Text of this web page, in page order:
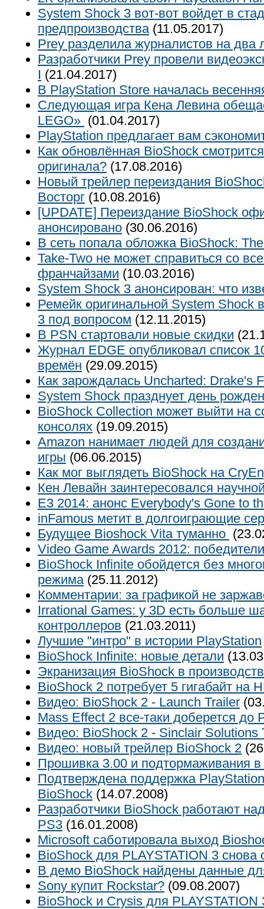
System Shock 3 вот-вот войдет в
предпроизводства(11.05.2017)
Prey разделила журналистов на два
Разработчики Prey провели
I (21.04.2017)
В PlayStation Store началась
Следующая игра Кена Левина
LEGO» (01.04.2017)
PlayStation предлагает вам
Как обновлённая BioShock
оригинала? (17.08.2016)
Новый трейлер переиздания
Восторг (10.08.2016)
[UPDATE] Переиздание BioShock
анонсировано (30.06.2016)
В сеть попала обложка BioShock:
Take-Two не может справиться со
франчайзами (10.03.2016)
System Shock 3 анонсирован: что
Ремейк оригинальной System Shock
3 под вопросом (12.11.2015)
В PSN стартовали новые скидки
Журнал EDGE опубликовал список
времён (29.09.2015)
Как зарождалась Uncharted: Drake's
System Shock празднует день
BioShock Collection может выйти на
консолях (19.09.2015)
Amazon нанимает людей для
игры (06.06.2015)
Как мог выглядеть BioShock на
Кен Левайн заинтересовался
E3 2014: анонс Everybody's Gone to
inFamous метит в долгоиграющие
Будущее Bioshock Vita туманно
Video Game Awards 2012: победители
BioShock Infinite обойдется без
режима(25.11.2012)
Комментарии: за графикой не
Irrational Games: у 3D есть больше
контроллеров (21.03.2011)
Лучшие "интро" в истории PlayStation
BioShock Infinite: новые детали
Экранизация BioShock в
BioShock 2 потребует 5 гигабайт на
Видео: BioShock 2 - Launch Trailer
Mass Effect 2 все-таки доберется до
Видео: BioShock 2 - Sinclair Solutions
Видео: новый трейлер BioShock 2
Прошивка 3.00 и подтормаживания в
Подтверждена поддержка
BioShock (14.07.2008)
Разработчики BioShock работают
PS3 (16.01.2008)
Microsoft саботировала выход
BioShock для PLAYSTATION 3 снова
В демо BioShock найдены данные
Sony купит Rockstar? (09.08.2007)
BioShock и Crysis для PLAYSTATION